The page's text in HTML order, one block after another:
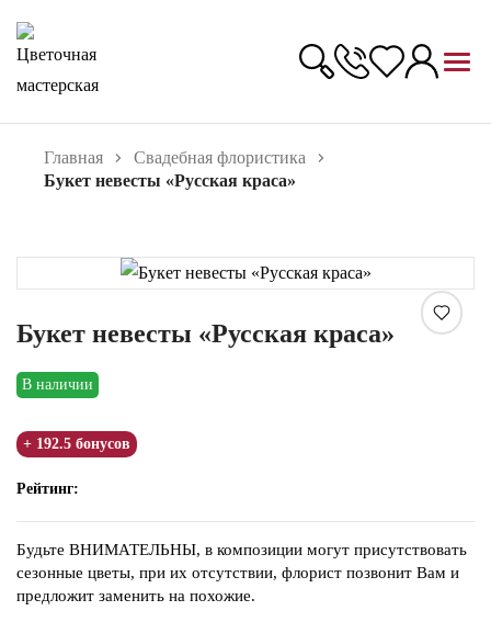
Главная
Свадебная флористика
Букет невесты «Русская краса»
Букет невесты «Русская краса»
В наличии
+ 192.5 бонусов
Рейтинг:
Будьте ВНИМАТЕЛЬНЫ, в композиции могут присутствовать
сезонные цветы, при их отсутствии, флорист позвонит Вам и
предложит заменить на похожие.